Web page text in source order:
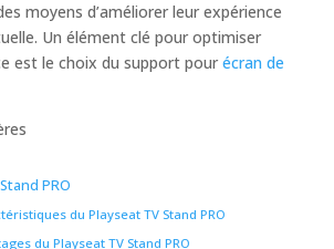
moyens d’améliorer leur expérience
Un élément clé pour optimiser
est le choix du support pour écran de
PRO
du Playseat TV Stand PRO
du Playseat TV Stand PRO